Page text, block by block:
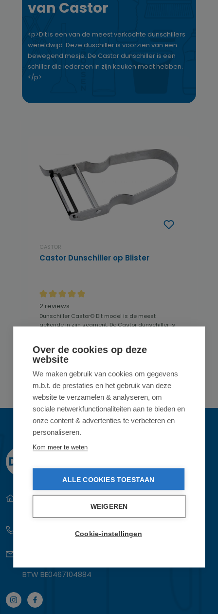
van Castor
<p>Dit is een van de meest verkochte dunschillers
wereldwijd. Deze duschiller is voorzien van een
bewegend mesje. De Castor dunschiller is een
schiller die iedereen in zijn keuken moet hebben.
</p>
CASTOR
Castor Dunschiller op Blister
Gemiddelde waardering van 5 van 5 sterren
2 reviews
Dunschiller Castor© Dit model is de meest
gekende in zijn segment. De Castor dunschiller is
Vanaf
€ 1,37
op voorraad
Details
Magazijnenstraat 10-14
2235 Hulshout - België
+32 475 276 410
BTW BE0467104884
Over de cookies op deze
website
We maken gebruik van cookies om gegevens
m.b.t. de prestaties en het gebruik van deze
website te verzamelen & analyseren, om
sociale netwerkfunctionaliteiten aan te bieden en
onze content & advertenties te verbeteren en
personaliseren.
Kom meer te weten
ALLE COOKIES TOESTAAN
WEIGEREN
Cookie-instellingen